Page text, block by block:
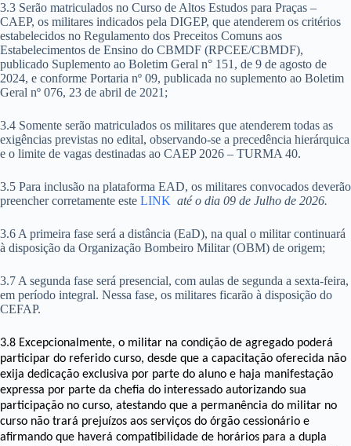
3.3 Serão matriculados no Curso de Altos Estudos para Praças –
CAEP, os militares indicados pela DIGEP, que atenderem os critérios
estabelecidos no Regulamento dos Preceitos Comuns aos
Estabelecimentos de Ensino do CBMDF (RPCEE/CBMDF),
publicado Suplemento ao Boletim Geral n° 151, de 9 de agosto de
2024, e conforme Portaria nº 09, publicada no suplemento ao Boletim
Geral nº 076, 23 de abril de 2021;
3.4 Somente serão matriculados os militares que atenderem todas as
exigências previstas no edital, observando-se a precedência hierárquica
e o limite de vagas destinadas ao CAEP 2026 – TURMA 40.
3.5 Para inclusão na plataforma EAD, os militares convocados deverão
preencher corretamente este LINK até o dia 09 de Julho de 2026.
3.6 A primeira fase será a distância (EaD), na qual o militar continuará
à disposição da Organização Bombeiro Militar (OBM) de origem;
3.7 A segunda fase será presencial, com aulas de segunda a sexta-feira,
em período integral. Nessa fase, os militares ficarão à disposição do
CEFAP.
3.8 Excepcionalmente, o militar na condição de agregado poderá
participar do referido curso, desde que a capacitação oferecida não
exija dedicação exclusiva por parte do aluno e haja manifestação
expressa por parte da chefia do interessado autorizando sua
participação no curso, atestando que a permanência do militar no
curso não trará prejuízos aos serviços do órgão cessionário e
afirmando que haverá compatibilidade de horários para a dupla